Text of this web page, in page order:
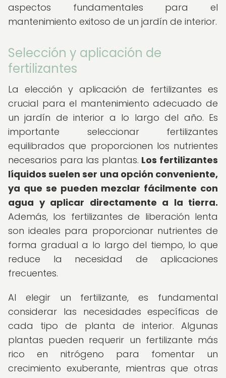
aspectos fundamentales para el
mantenimiento exitoso de un jardín de interior.
Selección y aplicación de
fertilizantes
La elección y aplicación de fertilizantes es
crucial para el mantenimiento adecuado de
un jardín de interior a lo largo del año. Es
importante seleccionar fertilizantes
equilibrados que proporcionen los nutrientes
necesarios para las plantas. Los fertilizantes
líquidos suelen ser una opción conveniente,
ya que se pueden mezclar fácilmente con
agua y aplicar directamente a la tierra.
Además, los fertilizantes de liberación lenta
son ideales para proporcionar nutrientes de
forma gradual a lo largo del tiempo, lo que
reduce la necesidad de aplicaciones
frecuentes.
Al elegir un fertilizante, es fundamental
considerar las necesidades específicas de
cada tipo de planta de interior. Algunas
plantas pueden requerir un fertilizante más
rico en nitrógeno para fomentar un
crecimiento exuberante, mientras que otras